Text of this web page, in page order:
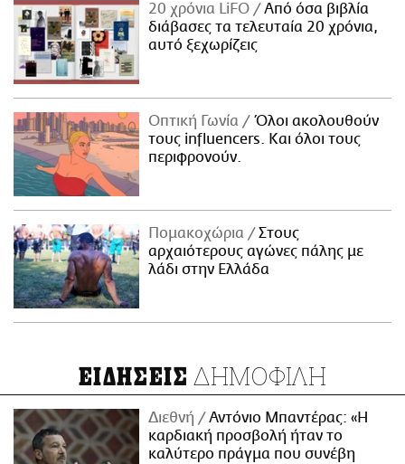
20 χρόνια LiFO
Από όσα βιβλία
διάβασες τα τελευταία 20 χρόνια,
αυτό ξεχωρίζεις
Οπτική Γωνία
Όλοι ακολουθούν
τους influencers. Και όλοι τους
περιφρονούν.
Πομακοχώρια
Στους
αρχαιότερους αγώνες πάλης με
λάδι στην Ελλάδα
ΕΙΔΗΣΕΙΣ ΔΗΜΟΦΙΛΗ
Διεθνή
Αντόνιο Μπαντέρας: «Η
καρδιακή προσβολή ήταν το
καλύτερο πράγμα που συνέβη